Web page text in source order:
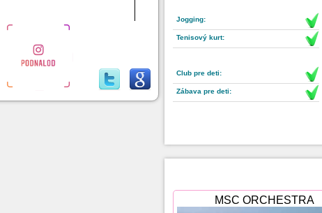
Jogging:
Tenisový kurt:
Club pre deti:
Zábava pre deti:
MSC ORCHESTRA